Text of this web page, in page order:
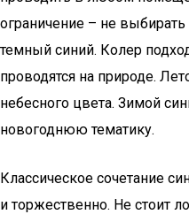
ограничение – не
темный синий. Колер
проводятся на природе.
небесного цвета. Зимой
новогоднюю тематику.
Классическое сочетание
и торжественно. Не стоит